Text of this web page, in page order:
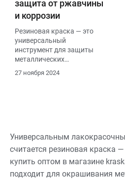
бетонных поверхностей.
защита от ржавчины
и коррозии
Резиновая краска — это
универсальный
инструмент для защиты
металлических
поверхностей, способный
справляться с
процессов позволят
добиться максимальной
эффективности и
долговечности защитного
покрытия.
27 ноября 2024
Универсальным
считается резиновая краска
купить оптом в магазине
подходит для окрашивания